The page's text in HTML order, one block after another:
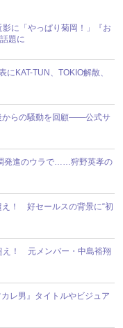
に「やっぱり菊岡！」『お
題に
にKAT-TUN、TOKIO解散、
からの騒動を回顧――公式サ
発進のウラで……狩野英孝の
え！ 好セールスの背景に“初
え！ 元メンバー・中島裕翔
レ男』タイトルやビジュア